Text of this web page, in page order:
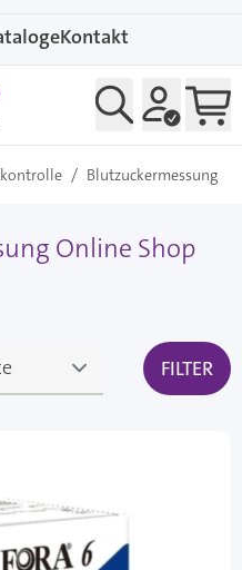
Kontakt
/ Blutzuckermessung
Online Shop
FILTER